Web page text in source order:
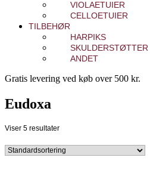
VIOLAETUIER
CELLOETUIER
TILBEHØR
HARPIKS
SKULDERSTØTTER
ANDET
Gratis levering ved køb over 500 kr.
Eudoxa
Viser 5 resultater